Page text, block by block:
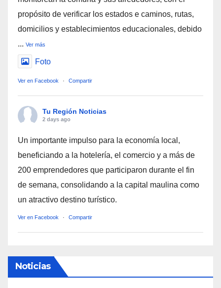
propósito de verificar los estados e caminos, rutas,
domicilios y establecimientos educacionales, debido
... Ver más
Foto
Ver en Facebook · Compartir
Tu Región Noticias
2 days ago
Un importante impulso para la economía local,
beneficiando a la hotelería, el comercio y a más de
200 emprendedores que participaron durante el fin
de semana, consolidando a la capital maulina como
un atractivo destino turístico.
Ver en Facebook · Compartir
Noticias